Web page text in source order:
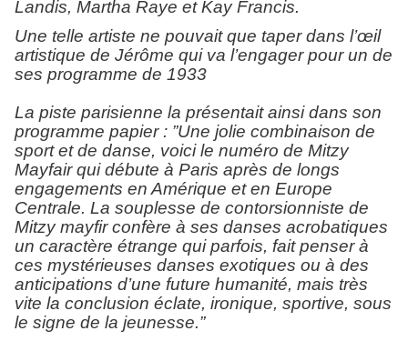
Landis, Martha Raye et Kay Francis.
Une telle artiste ne pouvait que taper dans l’œil
artistique de Jérôme qui va l’engager pour un de
ses programme de 1933
La piste parisienne la présentait ainsi dans son
programme papier : ”Une jolie combinaison de
sport et de danse, voici le numéro de Mitzy
Mayfair qui débute à Paris après de longs
engagements en Amérique et en Europe
Centrale. La souplesse de contorsionniste de
Mitzy mayfir confère à ses danses acrobatiques
un caractère étrange qui parfois, fait penser à
ces mystérieuses danses exotiques ou à des
anticipations d’une future humanité, mais très
vite la conclusion éclate, ironique, sportive, sous
le signe de la jeunesse.”